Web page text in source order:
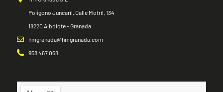
Polígono Juncaril, Calle Motril, 134
18220 Albolote - Granada
hmgranada@hmgranada.com
958 467 068